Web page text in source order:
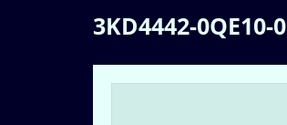
3KD4442-0QE10-0